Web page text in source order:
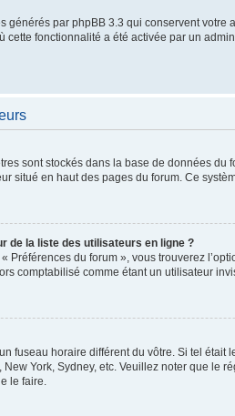
générés par phpBB 3.3 qui conservent
cette fonctionnalité a été activée par un
sont stockés dans la base de données
situé en haut des pages du forum. Ce
de la liste des utilisateurs en ligne ?
Préférences du forum », vous trouverez
comptabilisé comme étant un utilisateur
fuseau horaire différent du vôtre. Si tel
York, Sydney, etc. Veuillez noter que le
le faire.